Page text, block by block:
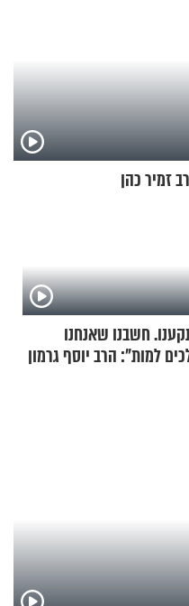
זמיר כהן
חשבנו שאנחנו
למות": הרב יוסף גרמון